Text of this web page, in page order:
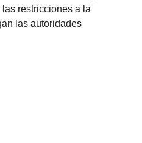
restricciones a la
las autoridades